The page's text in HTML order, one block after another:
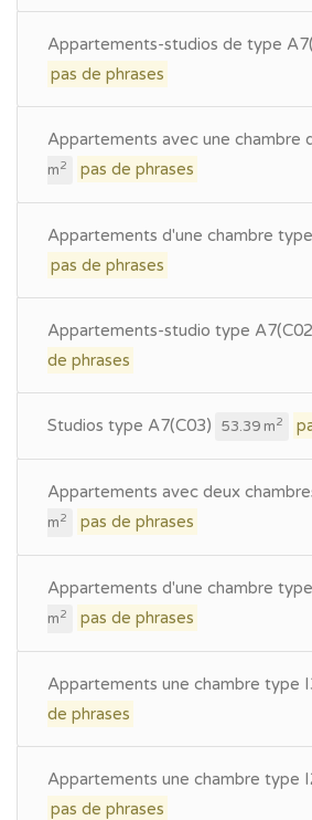
Appartements-studios de type
pas de phrases
Appartements avec une chambre
m2 pas de phrases
Appartements d'une chambre
pas de phrases
Appartements-studio type
de phrases
Studios type A7(C03) 53.39 m2
Appartements avec deux
m2 pas de phrases
Appartements d'une chambre
m2 pas de phrases
Appartements une chambre type
de phrases
Appartements une chambre type
pas de phrases